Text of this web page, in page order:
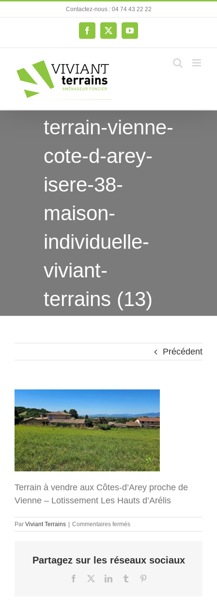
au
Contactez-nous : 04 74 43 22 22
Facebook
X YouTube
terrain-vienne-
cote-d-arey-
isere-38-
maison-
individuelle-
viviant-
terrains (13)
Précédent
Terrain à vendre aux Côtes-d’Arey proche de
Vienne – Lotissement Les Hauts d’Arélis
Par Viviant Terrains Commentaires ferméssur
terrain-
d-
isere-
Partagez sur les réseaux sociaux
Facebook LinkedInTumblr